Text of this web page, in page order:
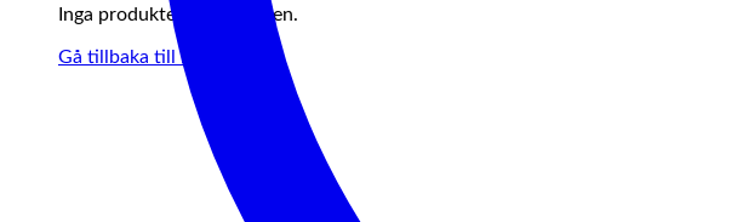
Inga produkter i varukorgen.
Gå tillbaka till butiken